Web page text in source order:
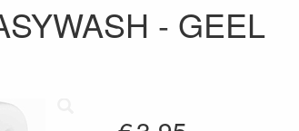
- GEEL